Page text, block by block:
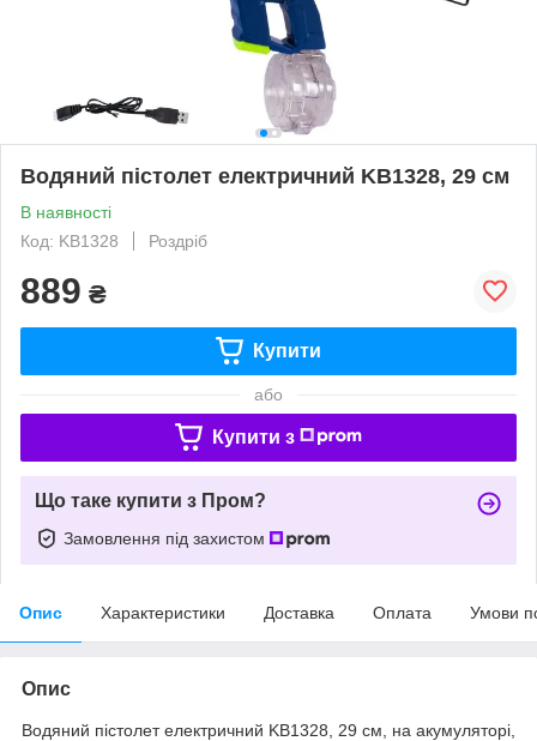
Водяний пістолет електричний KB1328, 29 см
В наявності
Код: KB1328
Роздріб
889 ₴
Купити
або
Купити з
Що таке купити з Пром?
Замовлення під захистом
Опис Характеристики Доставка Оплата Умови
Опис
Водяний пістолет електричний KB1328, 29 см, на акумуляторі,